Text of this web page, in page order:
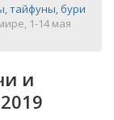
тайфуны, бури
1-14 мая
и